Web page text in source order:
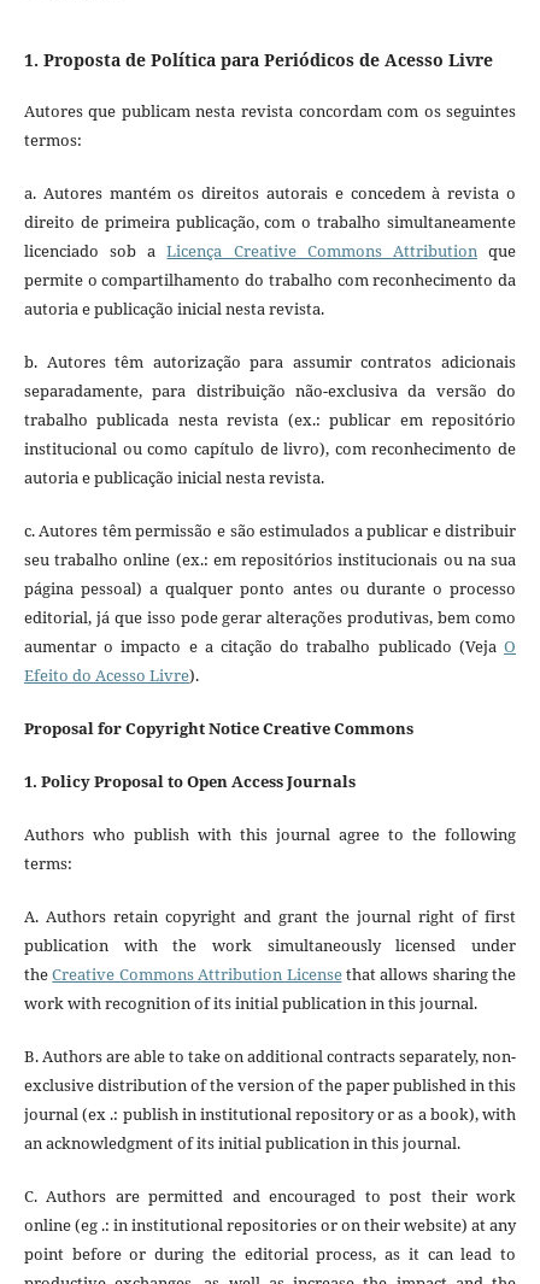
1. Proposta de Política para Periódicos de Acesso Livre
Autores que publicam nesta revista concordam com os seguintes
termos:
a. Autores mantém os direitos autorais e concedem à revista o
direito de primeira publicação, com o trabalho simultaneamente
licenciado sob aLicença Creative Commons Attributionque
permite o compartilhamento do trabalho com reconhecimento da
autoria e publicação inicial nesta revista.
b. Autores têm autorização para assumir contratos adicionais
separadamente, para distribuição não-exclusiva da versão do
trabalho publicada nesta revista (ex.: publicar em repositório
institucional ou como capítulo de livro), com reconhecimento de
autoria e publicação inicial nesta revista.
c. Autores têm permissão e são estimulados a publicar e distribuir
seu trabalho online (ex.: em repositórios institucionais ou na sua
página pessoal) a qualquer ponto antes ou durante o processo
editorial, já que isso pode gerar alterações produtivas, bem como
aumentar o impacto e a citação do trabalho publicado (VejaO
Efeito do Acesso Livre).
Proposal for Copyright Notice Creative Commons
1. Policy Proposal to Open Access Journals
Authors who publish with this journal agree to the following
terms:
A. Authors retain copyright and grant the journal right of first
publication with the work simultaneously licensed under
theCreative Commons Attribution Licensethat allows sharing the
work with recognition of its initial publication in this journal.
B. Authors are able to take on additional contracts separately, non-
exclusive distribution of the version of the paper published in this
journal (ex .: publish in institutional repository or as a book), with
an acknowledgment of its initial publication in this journal.
C. Authors are permitted and encouraged to post their work
online (eg .: in institutional repositories or on their website) at any
point before or during the editorial process, as it can lead to